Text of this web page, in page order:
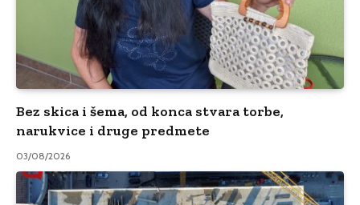
Bez skica i šema, od konca stvara torbe,
narukvice i druge predmete
03/08/2026